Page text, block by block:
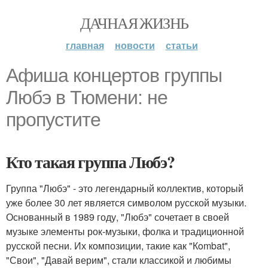
ДАЧНАЯ ЖИЗНЬ
главная новости статьи
Афиша концертов группы
Любэ в Тюмени: не
пропустите
Кто такая группа Любэ?
Группа "Любэ" - это легендарный коллектив, который
уже более 30 лет является символом русской музыки.
Основанный в 1989 году, "Любэ" сочетает в своей
музыке элементы рок-музыки, фолка и традиционной
русской песни. Их композиции, такие как "Кombat",
"Свои", "Давай верим", стали классикой и любимы